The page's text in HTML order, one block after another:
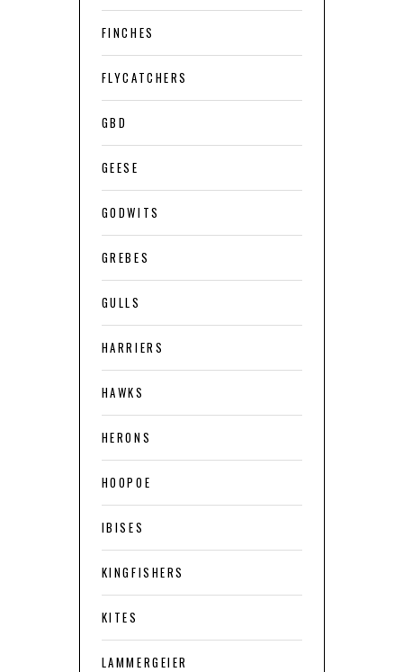
FINCHES
FLYCATCHERS
GBD
GEESE
GODWITS
GREBES
GULLS
HARRIERS
HAWKS
HERONS
HOOPOE
IBISES
KINGFISHERS
KITES
LAMMERGEIER